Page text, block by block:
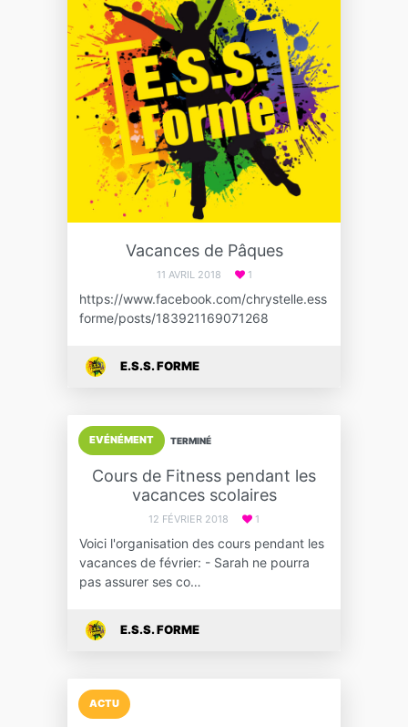
Vacances de Pâques
11 AVRIL 2018 1
https://www.facebook.com/chrystelle.ess
forme/posts/183921169071268
E.S.S. FORME
TERMINÉ
EVÉNÉMENT
Cours de Fitness pendant les
vacances scolaires
12 FÉVRIER 2018 1
Voici l'organisation des cours pendant les
vacances de février: - Sarah ne pourra
pas assurer ses co…
E.S.S. FORME
ACTU